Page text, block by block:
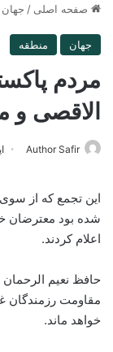
صفحه اصلی / جهان
جهان منطقه
مردم
الاقصی و
Author Safir
این تجمع که از
شده بود معترضان
اعلام کردند.
حافظ نعیم
مقاومت رزمندگان
خواهد ماند.